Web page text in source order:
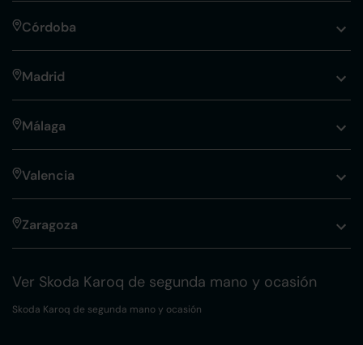
Córdoba
Madrid
Málaga
Valencia
Zaragoza
Ver Skoda Karoq de segunda mano y ocasión
Skoda Karoq de segunda mano y ocasión